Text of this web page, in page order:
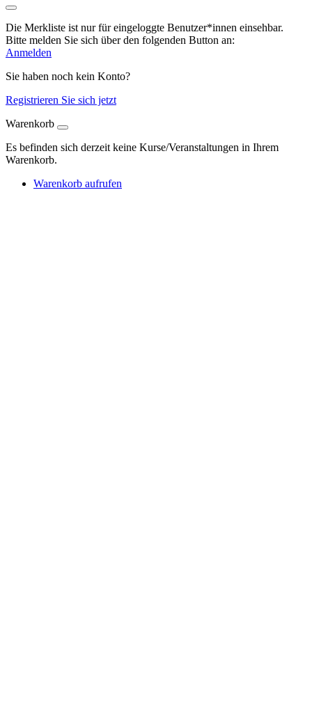
Die Merkliste ist nur für eingeloggte Benutzer*innen einsehbar.
Bitte melden Sie sich über den folgenden Button an:
Anmelden
Sie haben noch kein Konto?
Registrieren Sie sich jetzt
Warenkorb
Es befinden sich derzeit keine Kurse/Veranstaltungen in Ihrem
Warenkorb.
Warenkorb aufrufen